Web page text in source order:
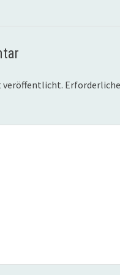
veröffentlicht.